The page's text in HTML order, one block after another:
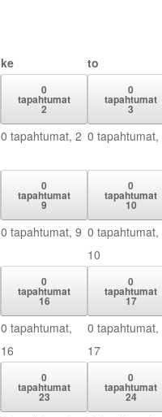
kekeskiviikko to
0
tapahtumat
2
0 tapahtumat, 2
0
tapahtumat
3
0 tapahtumat,
0
tapahtumat
9
0 tapahtumat, 9
0
tapahtumat
10
0 tapahtumat,
10
0
tapahtumat
16
0 tapahtumat,
16
0
tapahtumat
17
0 tapahtumat,
17
0
tapahtumat
23
0
tapahtumat
24